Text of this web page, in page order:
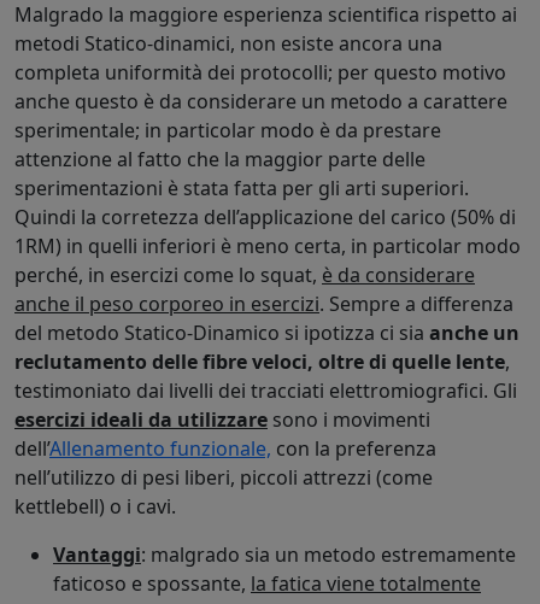
Malgrado la maggiore esperienza scientifica rispetto ai
metodi Statico-dinamici, non esiste ancora una
completa uniformità dei protocolli; per questo motivo
anche questo è da considerare un metodo a carattere
sperimentale; in particolar modo è da prestare
attenzione al fatto che la maggior parte delle
sperimentazioni è stata fatta per gli arti superiori.
Quindi la corretezza dell’applicazione del carico (50% di
1RM) in quelli inferiori è meno certa, in particolar modo
perché, in esercizi come lo squat, è da considerare
anche il peso corporeo in esercizi. Sempre a differenza
del metodo Statico-Dinamico si ipotizza ci sia anche un
reclutamento delle fibre veloci, oltre di quelle lente,
testimoniato dai livelli dei tracciati elettromiografici. Gli
esercizi ideali da utilizzare sono i movimenti
dell’Allenamento funzionale, con la preferenza
nell’utilizzo di pesi liberi, piccoli attrezzi (come
kettlebell) o i cavi.
Vantaggi: malgrado sia un metodo estremamente
faticoso e spossante, la fatica viene totalmente